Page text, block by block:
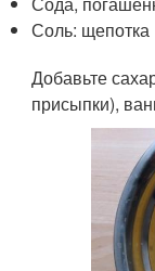
Соль: щепотка
Добавьте
присыпки),